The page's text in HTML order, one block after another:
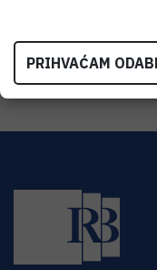
HR-10000 Zagreb
PRIHVAĆAM